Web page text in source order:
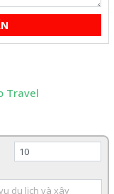
Travel